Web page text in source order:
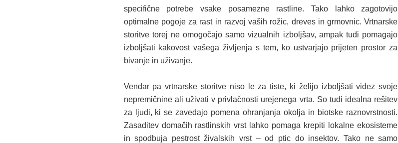
specifične potrebe vsake posamezne rastline. Tako lahko zagotovijo
optimalne pogoje za rast in razvoj vaših rožic, dreves in grmovnic. Vrtnarske
storitve torej ne omogočajo samo vizualnih izboljšav, ampak tudi pomagajo
izboljšati kakovost vašega življenja s tem, ko ustvarjajo prijeten prostor za
bivanje in uživanje.
Vendar pa vrtnarske storitve niso le za tiste, ki želijo izboljšati videz svoje
nepremičnine ali uživati v privlačnosti urejenega vrta. So tudi idealna rešitev
za ljudi, ki se zavedajo pomena ohranjanja okolja in biotske raznovrstnosti.
Zasaditev domačih rastlinskih vrst lahko pomaga krepiti lokalne ekosisteme
in spodbuja pestrost živalskih vrst – od ptic do insektov. Tako ne samo